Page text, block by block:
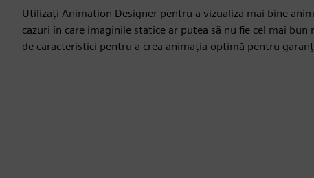
Utilizați Animation Designer pentru a vizualiza mai bine
cazuri în care imaginile statice ar putea să nu fie cel mai
de caracteristici pentru a crea animația optimă pentru